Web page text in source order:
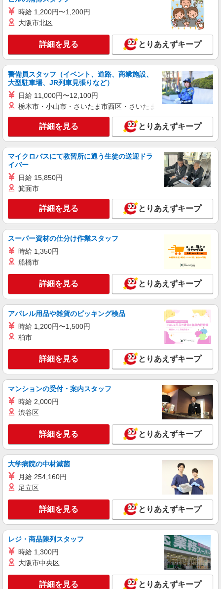
（24時間・365日いつでも即対応可能） 【世帯主
補助あり】 住宅手当3000円〜5000円、家族手当
（配偶者1万円、お子様一人1万円） ＊各規定あり
大阪府大阪市東成区
キープ 詳細を見る
派遣社員
（机で黙々軽作業）日用品の組立
時給1250円＋交通費 *日払い・週払いあり
（24時間・365日いつでも即対応可能） 【世帯主
手当】 住宅手当（3000円〜5000円/毎月）、家族
手当（配偶者1万円/毎月、お子様一人5000円/毎
月）
キープ 詳細を見る
正社員 派遣社員 紹介予定派遣
戦力エージェント株式会社
（空調完備の工場）日用品の組立
日払い・週払いあり（24時間・365日いつでも即
対応可能） 【世帯主補助あり】 住宅手当3000
円〜5000円、家族手当（配偶者1万円、お子様一
人1万円） ＊各規定あり
大阪府大阪市東成区
キープ
派遣社員
戦力エージェント株式会社
（座り作業）手のひらサイズの日用品の袋詰め
時給1400円＋交通費＋住宅手当・家族手当 日
払い・週払いあり（24時間・365日いつでも即対
応可能） 【世帯主補助あり】 住宅手当3000円〜
5000円、家族手当（配偶者1万円、お子様一人1万
円） ＊各規定あり
大阪府大阪市東成区
詳細を見る
派遣社員 紹介予定派遣
（軽作業）機械から出てくるプラスチック製品
の検品
時給1300円＋交通費 ・日払い・週払い可
（3000円〜5000円）、家族手当（配偶者1万円、
お子様一人5000円あり） ＊各規定あり
キープ 詳細を見る
派遣社員
戦力エージェント株式会社
時給1250円＋交通費 ・日払い・週払い可
（24時間365日対応） ・世帯主の方には、、、 住
宅手当（3000円〜5000円）、家族手当（配偶者1
万円、お子様一人5000円あり） ＊各規定あり
大阪市東成区深江橋
キープ 詳細を見る
時給 1,200円〜1,200円
大阪市北区
詳細を見る とりあえずキープ
警備員スタッフ（イベント、道路、商業施設、
大型駐車場、JR列車見張りなど）
日給 11,000円〜12,100円
栃木市・小山市・さいたま市西区・さいたま市岩槻区・久喜市・
詳細を見る とりあえずキープ
マイクロバスにて教習所に通う生徒の送迎ドラ
イバー
日給 15,850円
箕面市
詳細を見る とりあえずキープ
スーパー資材の仕分け作業スタッフ
時給 1,350円
船橋市
詳細を見る とりあえずキープ
アパレル用品や雑貨のピッキング検品
時給 1,200円〜1,500円
柏市
詳細を見る とりあえずキープ
マンションの受付・案内スタッフ
時給 2,000円
渋谷区
詳細を見る とりあえずキープ
大学病院の中材滅菌
月給 254,160円
足立区
詳細を見る とりあえずキープ
レジ・商品陳列スタッフ
時給 1,300円
大阪市中央区
詳細を見る とりあえずキープ